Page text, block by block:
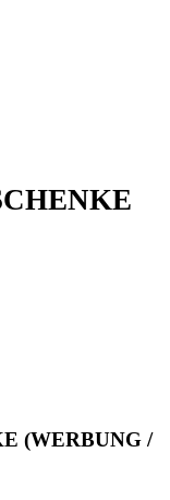
(WERBUNG /